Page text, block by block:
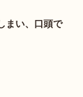
まい、口頭で